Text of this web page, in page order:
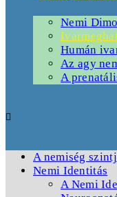
Nemi
Humán
Az agy
A
A nemiség
Nemi Identitás
A Nemi